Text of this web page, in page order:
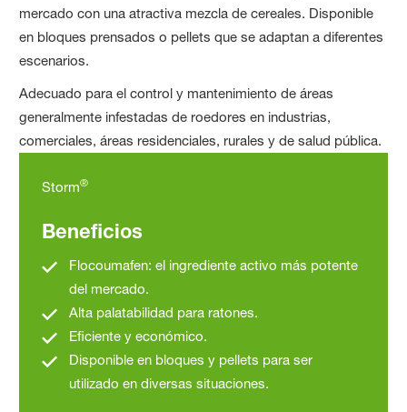
mercado con una atractiva mezcla de cereales. Disponible
en bloques prensados o pellets que se adaptan a diferentes
escenarios.
Adecuado para el control y mantenimiento de áreas
generalmente infestadas de roedores en industrias,
comerciales, áreas residenciales, rurales y de salud pública.
Storm®
Beneficios
Flocoumafen: el ingrediente activo más potente
del mercado.
Alta palatabilidad para ratones.
Eficiente y económico.
Disponible en bloques y pellets para ser
utilizado en diversas situaciones.